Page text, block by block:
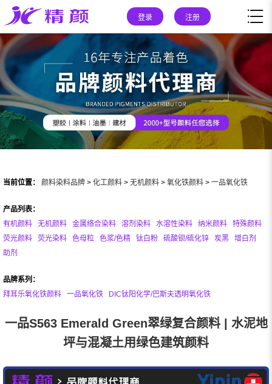
登录 注册
当前位置： 颜料染料品牌 > 化工颜料 > 无机颜料 > 氧化铁颜料 > 一品氧化铁
产品列表：
有机颜料
无机颜料 金属络合染料 溶剂染料 水溶性染料 纳米颜料
特殊颜料
荧光颜料
荧光染料 色母粒 色浆/色精 钛白粉 硫酸钡/硫化锌 炭黑
增白剂
助剂
品牌系列：
拜耳乐氧化铁颜料
一品氧化铁 DIC钛阳化学/巴斯夫透明氧化铁
一品S563 Emerald Green翠绿复合颜料 | 水泥地
坪与混凝土用绿色建筑颜料